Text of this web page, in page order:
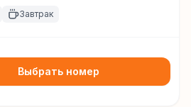
Завтрак
Выбрать номер